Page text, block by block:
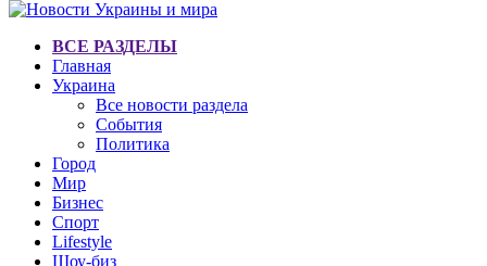
ВСЕ РАЗДЕЛЫ
Главная
Украина
Все новости раздела
События
Политика
Город
Мир
Бизнес
Спорт
Lifestyle
Шоу-биз